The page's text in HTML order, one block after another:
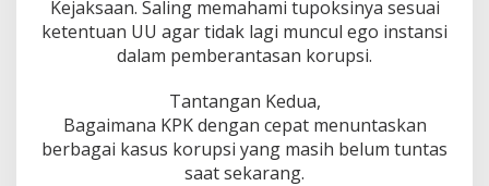
Kejaksaan. Saling memahami tupoksinya sesuai
ketentuan UU agar tidak lagi muncul ego instansi
dalam pemberantasan korupsi.
Tantangan Kedua,
Bagaimana KPK dengan cepat menuntaskan
berbagai kasus korupsi yang masih belum tuntas
saat sekarang.